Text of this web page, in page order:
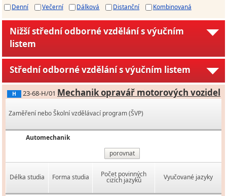
Denní
Večerní Dálková Distanční Kombinovaná
Nižší střední odborné vzdělání s výučním
listem
Střední odborné vzdělání s výučním listem
H 23-68-H/01 Mechanik opravář motorových vozidel
Zaměření nebo Školní vzdělávací program (ŠVP)
Automechanik
porovnat
Délka studia Forma studia Počet povinných
cizích jazyků Vyučované jazyky